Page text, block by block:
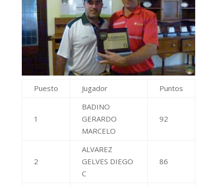
Puesto Jugador Puntos
1
BADINO
GERARDO
MARCELO
92
2
ALVAREZ
GELVES DIEGO
C
86